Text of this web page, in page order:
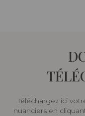
Téléchargez ici
nuanciers en